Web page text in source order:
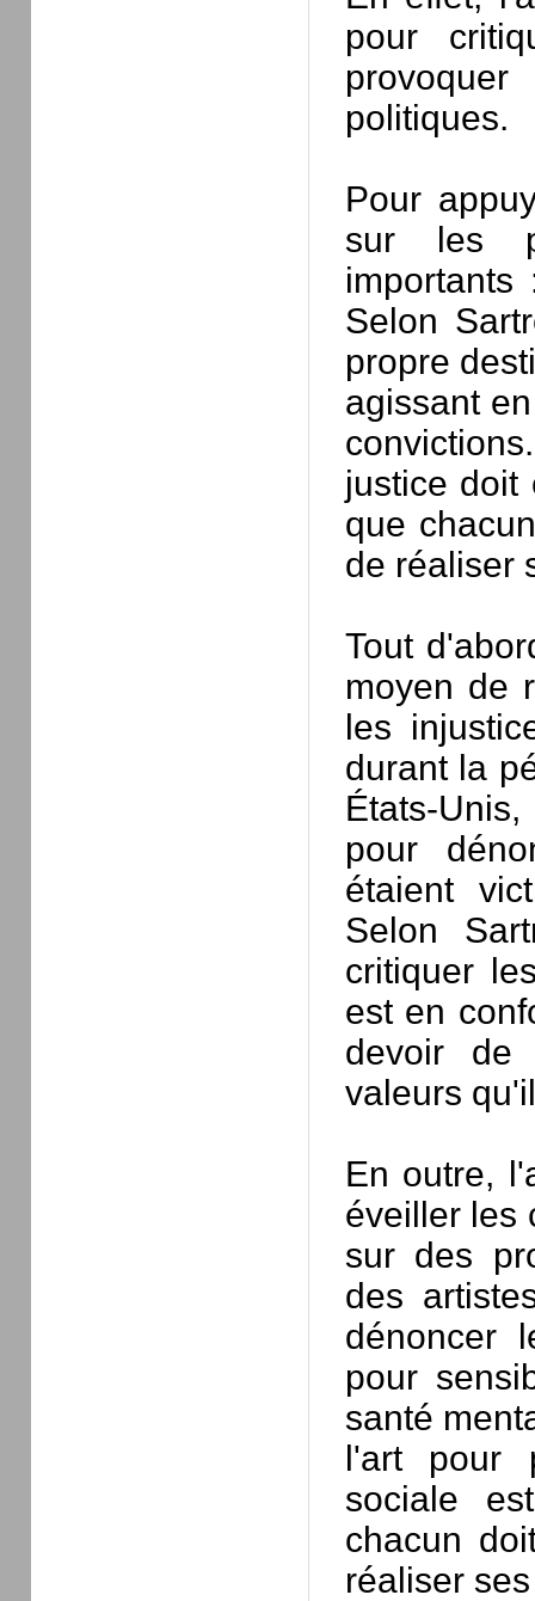
pour
politiques.
Pour
sur les
Selon
propre
agissant
justice doit
que
de réaliser
Tout
moyen de
les
durant la
États-
pour
étaient
Selon
critiquer
est en
devoir de
valeurs
En outre,
éveiller les
sur des
des
dénoncer
pour
santé
l'art pour
sociale
chacun
réaliser